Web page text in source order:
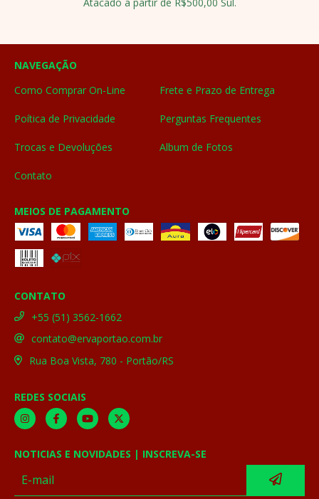
NAVEGAÇÃO
Como Comprar On-Line
Frete e Prazo de Entrega
Poítica de Privacidade Perguntas Frequentes
Trocas e Devoluções Album de Fotos
Contato
MEIOS DE PAGAMENTO
CONTATO
+55 (51) 3562-1662
contato@ervaportao.com.br
Rua Boa Vista, 780 - Portão/RS
REDES SOCIAIS
NOTICIAS E NOVIDADES | INSCREVA-SE